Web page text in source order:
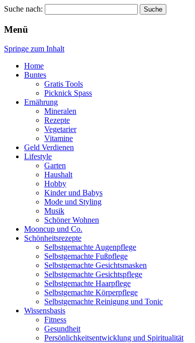
Pinkies
Suche nach:
Menü
Springe zum Inhalt
Home
Buntes
Gratis Tools
Picknick Spass
Ernährung
Mineralen
Rezepte
Vegetarier
Vitamine
Geld Verdienen
Lifestyle
Garten
Haushalt
Hobby
Kinder und Babys
Mode und Styling
Musik
Schöner Wohnen
Mooncup und Co.
Schönheitsrezepte
Selbstgemachte Augenpflege
Selbstgemachte Fußpflege
Selbstgemachte Gesichtsmasken
Selbstgemachte Gesichtspflege
Selbstgemachte Haarpflege
Selbstgemachte Körperpflege
Selbstgemachte Reinigung und Tonic
Wissensbasis
Fitness
Gesundheit
Persönlichkeitsentwicklung und Spiritualität